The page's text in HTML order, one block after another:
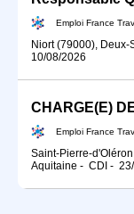
Emploi France
Niort (79000),
10/08/2026
Emploi France
Saint-Pierre-
Aquitaine - CDI -